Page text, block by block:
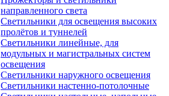
направленного света
Светильники для освещения высоких
пролётов и туннелей
Светильники линейные, для
модульных и магистральных систем
освещения
Светильники наружного освещения
Светильники настенно-потолочные